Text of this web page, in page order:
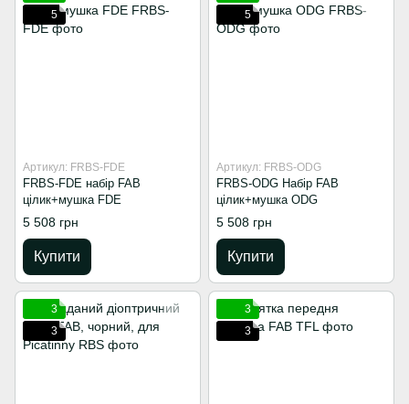
5
Артикул: FRBS-FDE
FRBS-FDE набір FAB
цілик+мушка FDE
5 508 грн
Купити
5
Артикул: FRBS-ODG
FRBS-ODG Набір FAB
цілик+мушка ODG
5 508 грн
Купити
3
3
3
3